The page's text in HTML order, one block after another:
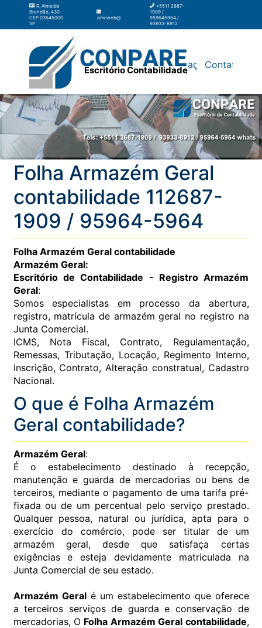
R. Almeida
Brandão, 430
CEP 03545000
SP
amcweb@amcweb.com.br
+5511 2687-
1909 /
959645964 /
93933-8912
Silos GalpãoContabilidadeTerceirizaçãoContato
Escritório Contabilidade
Folha Armazém Geral
contabilidade 112687-
1909 / 95964-5964
Folha Armazém Geral contabilidade
Armazém Geral:
Escritório de Contabilidade - Registro Armazém
Geral:
Somos especialistas em processo da abertura,
registro, matrícula de armazém geral no registro na
Junta Comercial.
ICMS, Nota Fiscal, Contrato, Regulamentação,
Remessas, Tributação, Locação, Regimento Interno,
Inscrição, Contrato, Alteração constratual, Cadastro
Nacional.
O que é Folha Armazém
Geral contabilidade?
Armazém Geral:
É o estabelecimento destinado à recepção,
manutenção e guarda de mercadorias ou bens de
terceiros, mediante o pagamento de uma tarifa pré-
fixada ou de um percentual pelo serviço prestado.
Qualquer pessoa, natural ou jurídica, apta para o
exercício do comércio, pode ser titular de um
armazém geral, desde que satisfaça certas
exigências e esteja devidamente matriculada na
Junta Comercial de seu estado.
Armazém Geralé um estabelecimento que oferece
a terceiros serviços de guarda e conservação de
mercadorias, O Folha Armazém Geral contabilidade,